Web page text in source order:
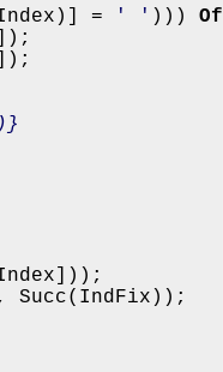
= ' ' ))) Of
Succ(IndFix));